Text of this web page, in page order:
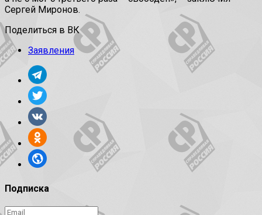
Сергей Миронов.
Поделиться в ВК
Заявления
Подписка